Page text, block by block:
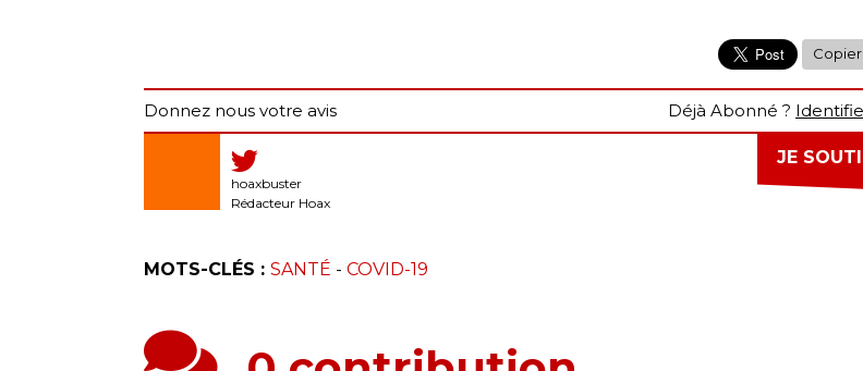
Donnez nous votre avis Déjà Abonné ?
JE
hoaxbuster
Rédacteur Hoax
MOTS-CLÉS : SANTÉ - COVID-19